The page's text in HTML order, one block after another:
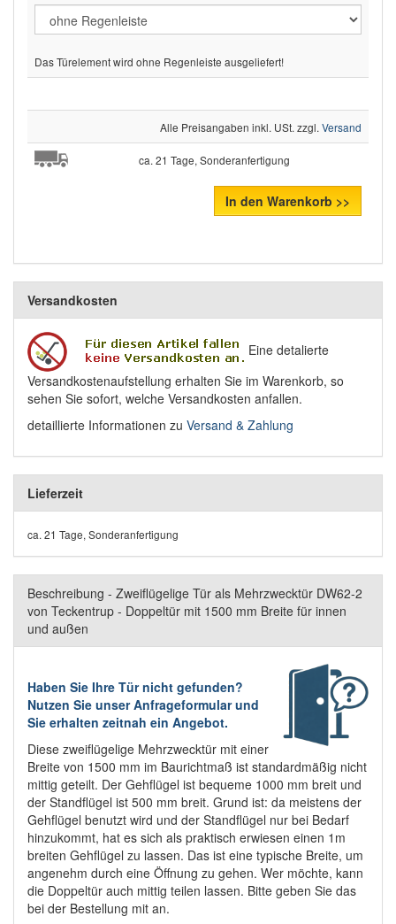
Das Türelement wird ohne Regenleiste ausgeliefert!
Alle Preisangaben inkl. USt. zzgl. Versand
ca. 21 Tage, Sonderanfertigung
In den Warenkorb >>
Versandkosten
Eine detalierte
Versandkostenaufstellung erhalten Sie im Warenkorb, so
sehen Sie sofort, welche Versandkosten anfallen.
detaillierte Informationen zu Versand & Zahlung
Lieferzeit
ca. 21 Tage, Sonderanfertigung
Beschreibung - Zweiflügelige Tür als Mehrzwecktür DW62-2
von Teckentrup - Doppeltür mit 1500 mm Breite für innen
und außen
Haben Sie Ihre Tür nicht gefunden?
Nutzen Sie unser Anfrageformular und
Sie erhalten zeitnah ein Angebot.
Diese zweiflügelige Mehrzwecktür mit einer
Breite von 1500 mm im Baurichtmaß ist standardmäßig nicht
mittig geteilt. Der Gehflügel ist bequeme 1000 mm breit und
der Standflügel ist 500 mm breit. Grund ist: da meistens der
Gehflügel benutzt wird und der Standflügel nur bei Bedarf
hinzukommt, hat es sich als praktisch erwiesen einen 1m
breiten Gehflügel zu lassen. Das ist eine typische Breite, um
angenehm durch eine Öffnung zu gehen. Wer möchte, kann
die Doppeltür auch mittig teilen lassen. Bitte geben Sie das
bei der Bestellung mit an.